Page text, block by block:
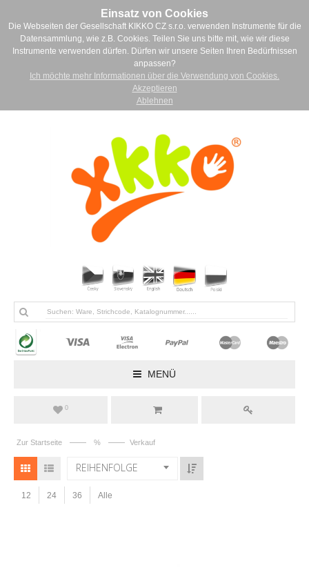
Einsatz von Cookies
Die Webseiten der Gesellschaft KIKKO CZ s.r.o. verwenden Instrumente für die
Datensammlung, wie z.B. Cookies. Teilen Sie uns bitte mit, wie wir diese
Instrumente verwenden dürfen. Dürfen wir unsere Seiten Ihren Bedürfnissen
anpassen?
Ich möchte mehr Informationen über die Verwendung von Cookies.
Akzeptieren
Ablehnen
MENÜ
0
Zur Startseite —— % —— Verkauf
REIHENFOLGE
12 24 36 Alle